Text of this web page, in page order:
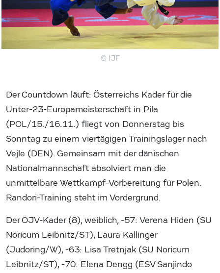
© IJF
Der Countdown läuft: Österreichs Kader für die
Unter-23-Europameisterschaft in Pila
(POL/15./16.11.) fliegt von Donnerstag bis
Sonntag zu einem viertägigen Trainingslager nach
Vejle (DEN). Gemeinsam mit der dänischen
Nationalmannschaft absolviert man die
unmittelbare Wettkampf-Vorbereitung für Polen.
Randori-Training steht im Vordergrund.
Der ÖJV-Kader (8), weiblich, -57: Verena Hiden (SU
Noricum Leibnitz/ST), Laura Kallinger
(Judoring/W), -63: Lisa Tretnjak (SU Noricum
Leibnitz/ST), -70: Elena Dengg (ESV Sanjindo